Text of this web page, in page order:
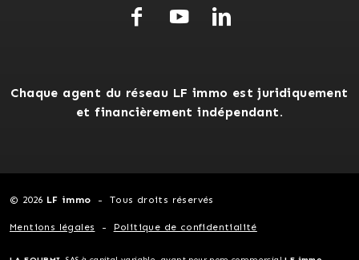
Chaque agent du réseau LF immo est juridiquement
et financièrement indépendant.
© 2026 LF immo Tous droits réservés
Mentions légales Politique de confidentialité